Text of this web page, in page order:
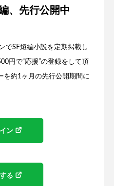
、先行公開中
でSF短編小説を定期掲載し
円で“応援”の登録をして頂
を約1ヶ月の先行公開期間に
ン
る